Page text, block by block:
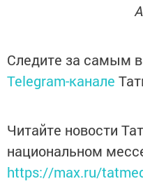
Следите за самым
Telegram-канале
Читайте новости
национальном
https://max.ru/